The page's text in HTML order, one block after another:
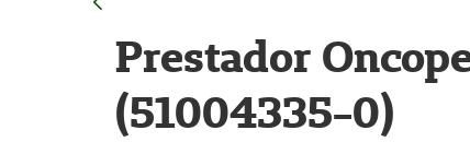
Prestador
(51004335-0)